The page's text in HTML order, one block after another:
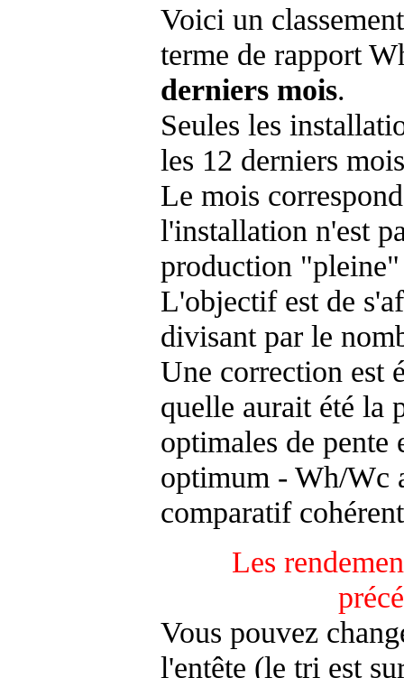
Voici un
terme de rapport
derniers mois.
Seules les
les 12 derniers
Le mois
l'installation n'est
production "pleine"
L'objectif est de
divisant par le
Une correction est
quelle aurait été la
optimales de
optimum - Wh/Wc
comparatif
Les
Vous pouvez
l'entête (le tri est